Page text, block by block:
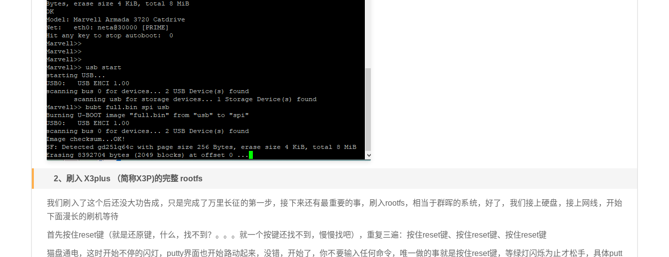
2、刷入 X3plus （简称X3P)的完整 rootfs
我们刷入了这个后还没大功告成，只是完成了万里长征的第一步，接下来还有最重要的事，刷入rootfs，相当于群晖的系统，好了，我们接上硬盘，接上网线，开始
下面漫长的刷机等待
首先按住reset键（就是还原键，什么，找不到？。。。就一个按键还找不到，慢慢找吧），重复三遍：按住reset键、 按住reset键、 按住reset键
猫盘通电，这时开始不停的闪灯，putty界面也开始路动起来，没错，开始了，你不要输入任何命令，唯一做的事就是按住reset键，等绿灯闪烁为止才松手，具体putt